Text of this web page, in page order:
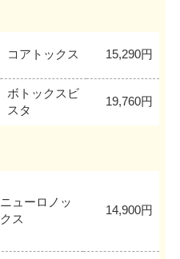
コアトックス 15,290円
ボトックスビ
スタ
19,760円
ニューロノッ
クス
14,900円